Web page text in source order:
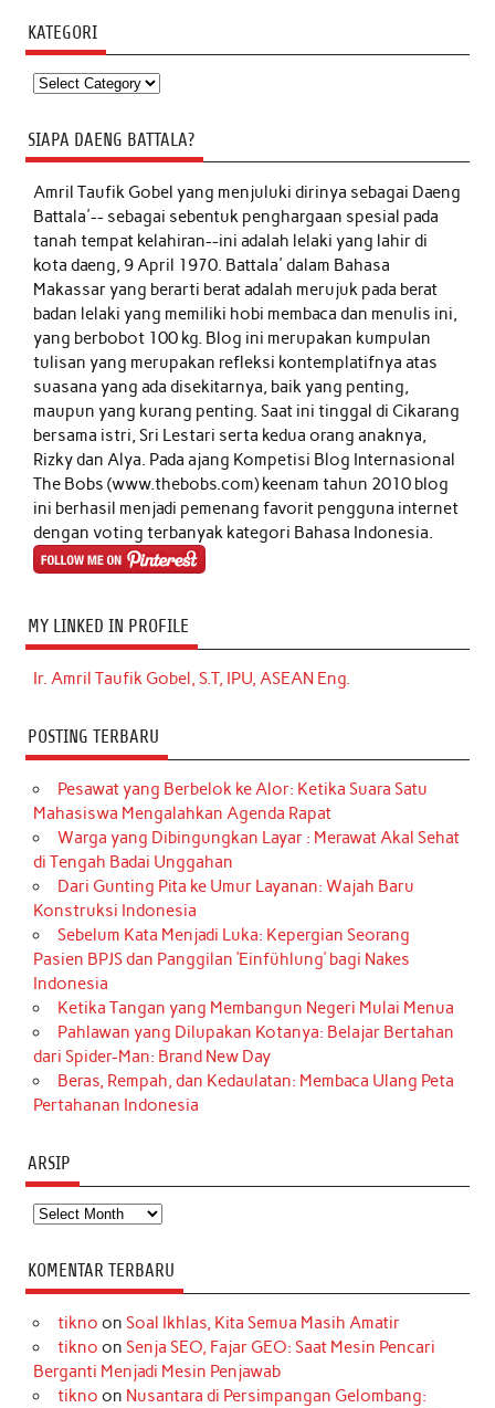
KATEGORI
Kategori
SIAPA DAENG BATTALA?
Amril Taufik Gobelyang menjuluki dirinya sebagai Daeng
Battala'-- sebagai sebentuk penghargaan spesial pada
tanah tempat kelahiran--ini adalah lelaki yang lahir di
kota daeng, 9 April 1970. Battala' dalam Bahasa
Makassar yang berarti berat adalah merujuk pada berat
badan lelaki yang memiliki hobi membaca dan menulis ini,
yang berbobot 100 kg. Blog ini merupakan kumpulan
tulisan yang merupakan refleksi kontemplatifnya atas
suasana yang ada disekitarnya, baik yang penting,
maupun yang kurang penting. Saat ini tinggal di Cikarang
bersama istri, Sri Lestari serta kedua orang anaknya,
Rizky dan Alya. Pada ajang Kompetisi Blog Internasional
The Bobs (www.thebobs.com) keenam tahun 2010 blog
ini berhasil menjadi pemenang favorit pengguna internet
dengan voting terbanyak kategori Bahasa Indonesia.
MY LINKED IN PROFILE
Ir. Amril Taufik Gobel, S.T, IPU, ASEAN Eng.
POSTING TERBARU
Pesawat yang Berbelok ke Alor: Ketika Suara Satu
Mahasiswa Mengalahkan Agenda Rapat
Warga yang Dibingungkan Layar : Merawat Akal Sehat
di Tengah Badai Unggahan
Dari Gunting Pita ke Umur Layanan: Wajah Baru
Konstruksi Indonesia
Sebelum Kata Menjadi Luka: Kepergian Seorang
Pasien BPJS dan Panggilan ‘Einfühlung’ bagi Nakes
Indonesia
Ketika Tangan yang Membangun Negeri Mulai Menua
Pahlawan yang Dilupakan Kotanya: Belajar Bertahan
dari Spider-Man: Brand New Day
Beras, Rempah, dan Kedaulatan: Membaca Ulang Peta
Pertahanan Indonesia
ARSIP
Arsip
KOMENTAR TERBARU
tikno on Soal Ikhlas, Kita Semua Masih Amatir
tikno on Senja SEO, Fajar GEO: Saat Mesin Pencari
Berganti Menjadi Mesin Penjawab
tikno on Nusantara di Persimpangan Gelombang: